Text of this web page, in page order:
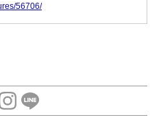
56706/